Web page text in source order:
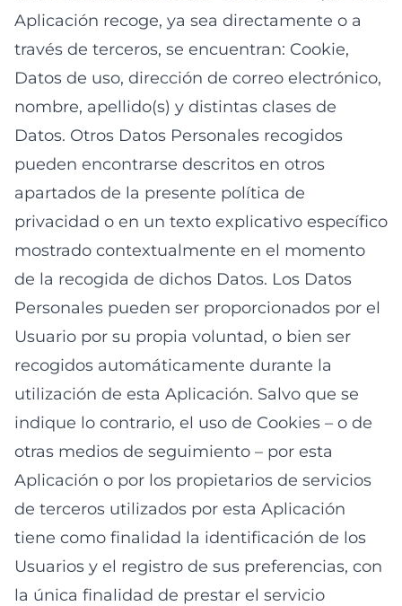
Aplicación recoge, ya sea directamente o a
través de terceros, se encuentran: Cookie,
Datos de uso, dirección de correo electrónico,
nombre, apellido(s) y distintas clases de
Datos. Otros Datos Personales recogidos
pueden encontrarse descritos en otros
apartados de la presente política de
privacidad o en un texto explicativo específico
mostrado contextualmente en el momento
de la recogida de dichos Datos. Los Datos
Personales pueden ser proporcionados por el
Usuario por su propia voluntad, o bien ser
recogidos automáticamente durante la
utilización de esta Aplicación. Salvo que se
indique lo contrario, el uso de Cookies – o de
otras medios de seguimiento – por esta
Aplicación o por los propietarios de servicios
de terceros utilizados por esta Aplicación
tiene como finalidad la identificación de los
Usuarios y el registro de sus preferencias, con
la única finalidad de prestar el servicio